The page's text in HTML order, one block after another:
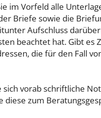
im Vorfeld alle
Briefe sowie die
Aufschluss
beachtet hat. Gibt es
die für den Fall
sich vorab schriftliche
diese zum